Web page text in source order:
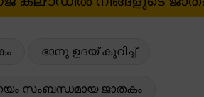
ഭാനു ഉദയ് കുറിച്ച്
സംബന്ധമായ ജാതകം